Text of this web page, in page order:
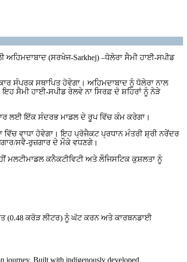
(ਸਰਖੇਜ-Sarkhej) –ਧੋਲੇਰਾ ਸੈਮੀ ਹਾਈ-ਸਪੀਡ
ਸਥਾਪਿਤ ਹੋਵੇਗਾ। ਅਹਿਮਦਾਬਾਦ ਨੂੰ ਧੋਲੇਰਾ ਨਾਲ
ਸੈਮੀ ਹਾਈ-ਸਪੀਡ ਰੇਲਵੇ ਨਾ ਸਿਰਫ਼ ਦੋ ਸ਼ਹਿਰਾਂ ਨੂੰ ਨੇੜੇ
ਲਈ ਇੱਕ ਸੰਦਰਭ ਮਾਡਲ ਦੇ ਰੂਪ ਵਿੱਚ ਕੰਮ ਕਰੇਗਾ।
ਵਾਧਾ ਹੋਵੇਗਾ। ਇਹ ਪ੍ਰੋਜੈਕਟ ਪ੍ਰਧਾਨ ਮੰਤਰੀ ਸ਼੍ਰੀ ਨਰੇਂਦਰ
ਸਵੈ-ਰੁਜ਼ਗਾਰ ਦੇ ਮੌਕੇ ਵਧਣਗੇ।
ਮਲਟੀਮਾਡਲ ਕਨੈਕਟੀਵਿਟੀ ਅਤੇ ਲੌਜਿਸਟਿਕ ਕੁਸ਼ਲਤਾ ਨੂੰ
(0.48 ਕਰੋੜ ਲੀਟਰ) ਨੂੰ ਘੱਟ ਕਰਨ ਅਤੇ ਕਾਰਬਨਡਾਈ
journey. Built with indigenously developed